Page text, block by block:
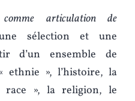
comme articulation de
sélection et une
d’un ensemble de
ethnie », l’histoire, la
race », la religion, le